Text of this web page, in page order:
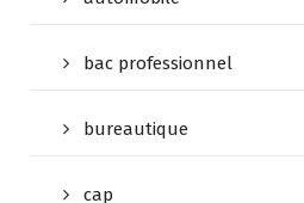
bac professionnel
bureautique
cap